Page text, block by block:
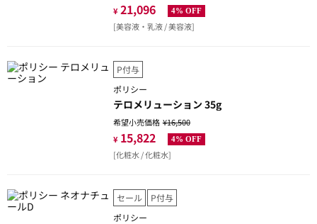
¥ 21,096 4% OFF
[美容液・乳液 / 美容液]
P付与
ポリシー
テロメリューション 35g
希望小売価格¥16,500
¥ 15,822 4% OFF
[化粧水 / 化粧水]
セール
P付与
ポリシー